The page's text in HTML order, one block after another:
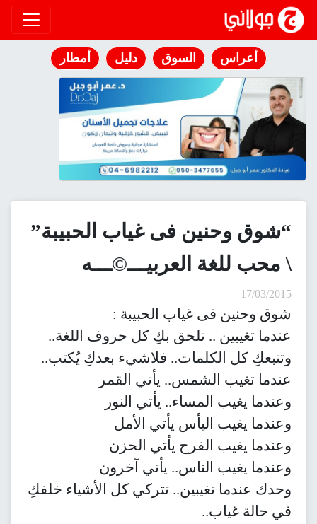
انتقل إلى المحتوى
أعراس السوق دليل أمطار
“شوق وحنين فى غياب الحبيبة”
\ محب للغة العربيـــ©ـــه
17/03/2015
شوق وحنين فى غياب الحبيبة :
عندما تغيبين .. تلحق بكِ كل حروف اللغة..
وتتبعكِ كل الكلمات.. فلاشيء بعدكِ يُكتب..
عندما تغيب الشمس.. يأتي القمر
وعندما يغيب المساء.. يأتي النور
وعندما يغيب اليأس يأتي الأمل
وعندما يغيب الفرح يأتي الحزن
وعندما يغيب الناس.. يأتي آخرون
وحدك عندما تغيبين.. تتركي كل الأشياء خلفكِ
في حالة غياب..